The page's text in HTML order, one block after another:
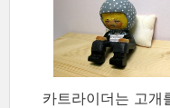
카트라이더는 고개